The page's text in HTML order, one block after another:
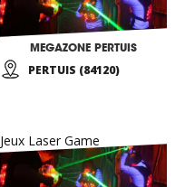
MEGAZONE PERTUIS
PERTUIS (84120)
Jeux Laser Game